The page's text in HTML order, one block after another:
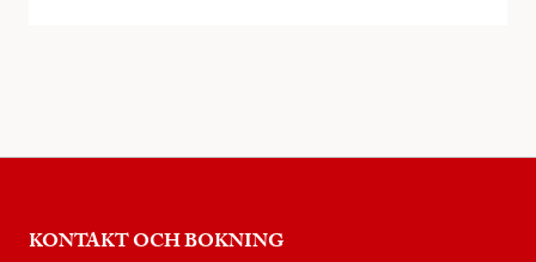
KONTAKT OCH BOKNING